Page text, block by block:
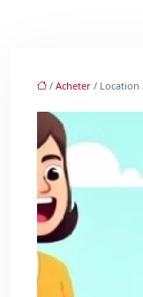
/ Acheter / Location